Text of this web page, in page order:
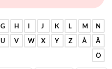
G H I J K L M
N
U V W X Y Z Å
Ä
Ö